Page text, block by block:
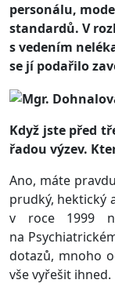
personálu,
standardů. V
s vedením
se jí podařilo
Když jste před
řadou výzev.
Ano, máte
prudký, hektický
v roce 1999
na
dotazů, mnoho
vše vyřešit ihned.